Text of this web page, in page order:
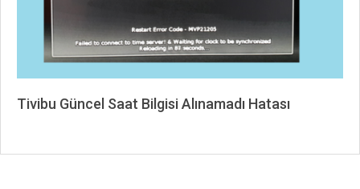
Tivibu Güncel Saat Bilgisi Alınamadı Hatası